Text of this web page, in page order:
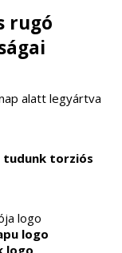
rugó
alatt legyártva
tudunk torziós